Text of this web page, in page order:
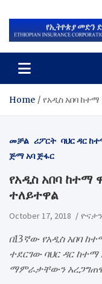
ሶከር
Home የአዲስ አበባ
መቻል ሪፖርት ባህር ዳር
ጅማ አባ ጅፋር
የአዲስ አበባ
ተለይተዋል
October 17, 2018
በ13ኛው የአዲስ አበባ
ተደርገው ባህር ዳር
ማምራታቸውን